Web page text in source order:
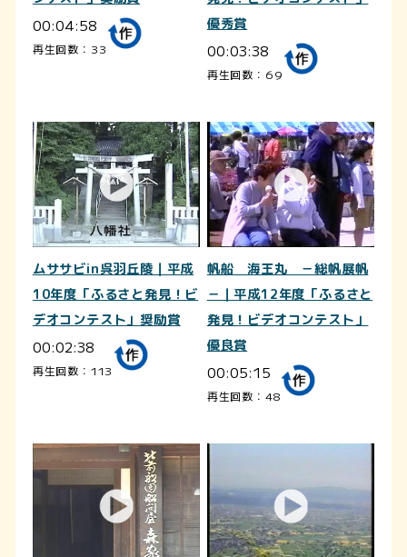
00:04:58
再生回数：33
優秀賞
00:03:38
再生回数：69
ムササビin呉羽丘陵｜平成
10年度「ふるさと発見！ビ
デオコンテスト」奨励賞
00:02:38
再生回数：113
帆船 海王丸 －総帆展帆
－｜平成12年度「ふるさと
発見！ビデオコンテスト」
優良賞
00:05:15
再生回数：48